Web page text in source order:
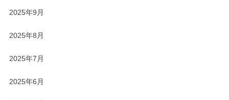
2025年9月
2025年8月
2025年7月
2025年6月